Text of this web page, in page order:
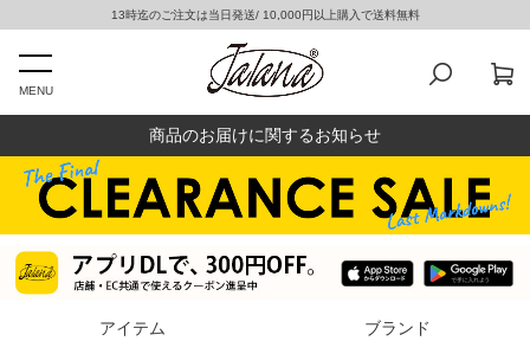
13時迄のご注文は当日発送/ 10,000円以上購入で送料無料
MENU
商品のお届けに関するお知らせ
アイテム ブランド